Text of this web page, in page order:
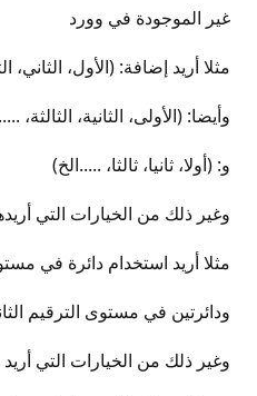
غير الموجودة في وورد
مثلا أريد إضافة: (الأول، الثاني،
وأيضا: (الأولى، الثانية، الثالثة،
و: (أولا، ثانيا، ثالثا، .....الخ)
وغير ذلك من الخيارات التي
مثلا أريد استخدام دائرة في
ودائرتين في مستوى الترقيم
وغير ذلك من الخيارات التي أريد